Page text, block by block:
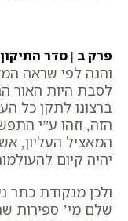
פרק ב | סדר התיקון
והנה לפי שראה
לסבת היות האור
ברצונו לתקן כל
הזה, וזהו ע”י
המאציל העליון,
יהיה קיום
ולכן מנקודת
שלם מי’ ספירות